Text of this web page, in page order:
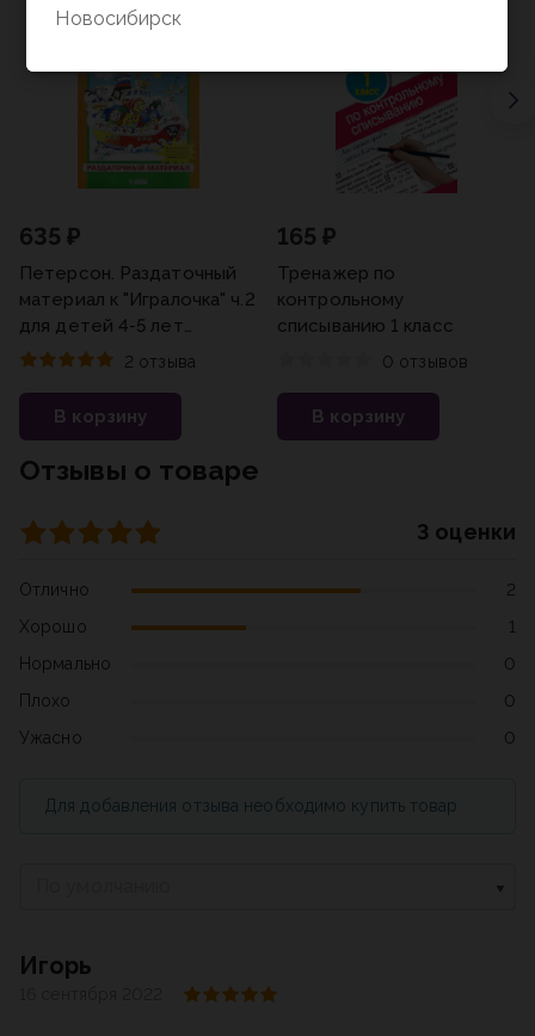
635 ₽
Петерсон. Раздаточный
материал к "Игралочка" ч.2
для детей 4-5 лет
(Бином/21)
2 отзыва
В корзину
165 ₽
Тренажер по
контрольному
списыванию 1 класс
0 отзывов
В корзину
Игорь
Отзывы о товаре
3 оценки
Отлично
2
Хорошо
1
Нормально
0
Плохо
0
Ужасно
0
Для добавления отзыва необходимо купить товар
Новосибирск